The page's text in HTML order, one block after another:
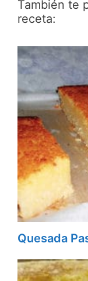
También te
receta:
Quesada